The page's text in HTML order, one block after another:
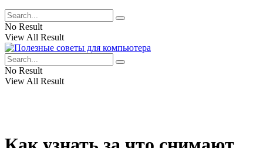
No Result
View All Result
No Result
View All Result